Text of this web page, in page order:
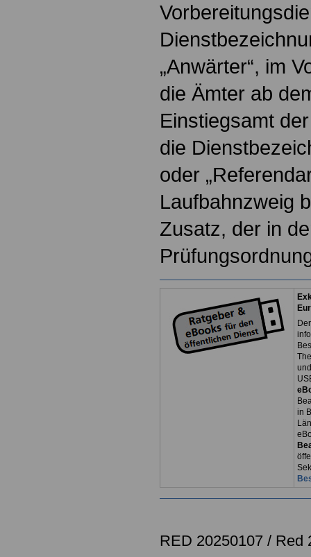
„Anwärter“, im
die Ämter ab
Einstiegsamt
die
oder
Laufbahnzweig
Zusatz, der in
in
RED 20250107 / Red